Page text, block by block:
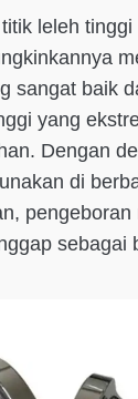
leleh tinggi
sangat baik
yang
Dengan
di
pengeboran
sebagai